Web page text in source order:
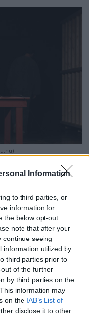
Information
to third parties, or
information for
the below opt-out
note that after your
continue seeing
information utilized by
third parties prior to
of the further
by third parties on the
information may
on the IAB’s List of
disclose it to other
sajátította el?
Itt az
ugrik át az
Egy
nagyon jó
tudtak anyagilag
azért, hogy
is úgy gondolom,
nem
a Kastner-
át az említett Ernst
alakítása?